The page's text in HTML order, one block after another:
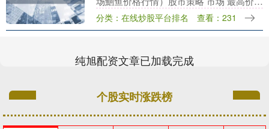
最低价 大宗价 江苏凌家塘市场发展有限公
司 26.00 24.00 25.00....
分类：在线炒股平台排名 查看：231
纯旭配资文章已加载完成
个股实时涨跌榜